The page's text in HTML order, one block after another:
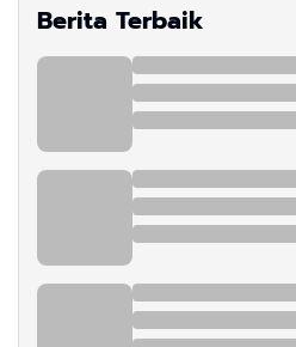
Berita Terbaik